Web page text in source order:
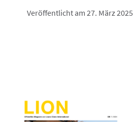
Veröffentlicht am 27. März 2025